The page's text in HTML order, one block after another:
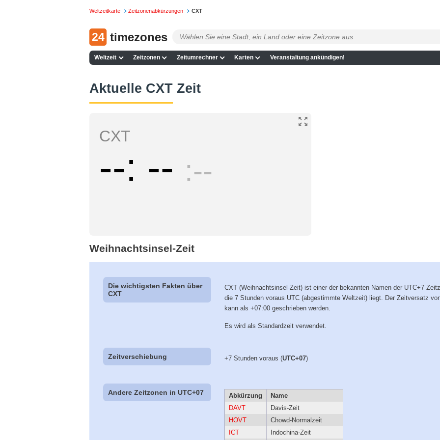
Weltzeitkarte Zeitzonenabkürzungen CXT
24 timezones
Weltzeit Zeitzonen Zeitumrechner Karten Veranstaltung ankündigen!
Aktuelle CXT Zeit
CXT
-- -- --
Weihnachtsinsel-Zeit
Die wichtigsten Fakten über
CXT
CXT (Weihnachtsinsel-Zeit) ist einer der bekannten Namen der UTC+7
die 7 Stunden voraus UTC (abgestimmte Weltzeit) liegt. Der Zeitversatz
kann als +07:00 geschrieben werden.
Es wird als Standardzeit verwendet.
Zeitverschiebung +7 Stunden voraus (UTC+07)
Andere Zeitzonen in UTC+07 Abkürzung
Name
DAVT
Davis-Zeit
HOVT
Chowd-Normalzeit
ICT
Indochina-Zeit